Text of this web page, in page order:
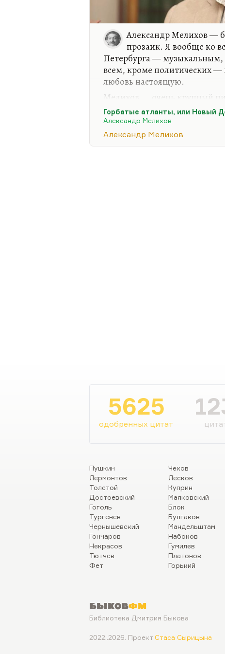
Александр Мелихов —
прозаик. Я вообще ко
Петербурга —
всем, кроме политических
любовь настоящую.
Мелихов — очень крупный
90-е годы самую
Атланты». Действительно,
обывателей, и студентов
потом были замечательные
Горбатые атланты, или Новый
Александр Мелихов
Александр Мелихов
5625
одобренных цитат
Пушкин
Лермонтов
Толстой
Достоевский
Гоголь
Тургенев
Чернышевский
Гончаров
Некрасов
Тютчев
Фет
Чехов
Лесков
Куприн
Маяковский
Блок
Булгаков
Мандельштам
Набоков
Гумилев
Платонов
Горький
БыковФМ
Библиотека Дмитрия Быкова
2022..2026. Проект Стаса Сырицына